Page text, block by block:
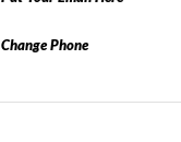
Change Phone